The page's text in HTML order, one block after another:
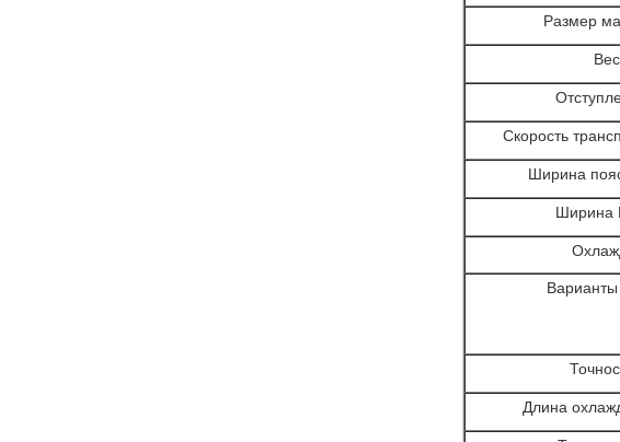
Размер
Скорость
Ширина
Ширина
Длина